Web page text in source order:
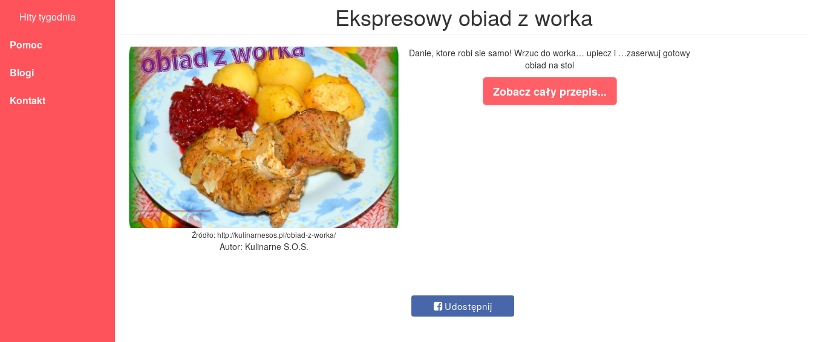
Hity tygodnia
Pomoc
Blogi
Kontakt
Ekspresowy obiad z worka
Źródło: http://kulinarnesos.pl/obiad-z-worka/
Autor: Kulinarne S.O.S.
Danie, ktore robi sie samo! Wrzuc do worka… upiecz i …zaserwuj gotowy
obiad na stol
Zobacz cały przepis...
Udostępnij